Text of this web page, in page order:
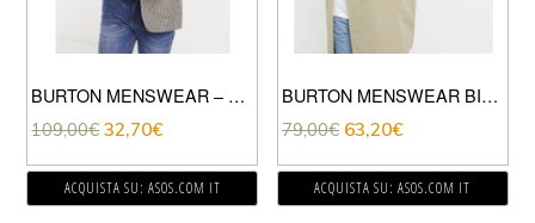
BURTON MENSWEAR – GIACCA SLIM MARRONE A QUADRETTI
109,00€ 32,70€
ACQUISTA SU: ASOS.COM IT
BURTON MENSWEAR BIG & TALL – IMPERMEABILE COLOR CUOIO-MARRONE
79,00€ 63,20€
ACQUISTA SU: ASOS.COM IT